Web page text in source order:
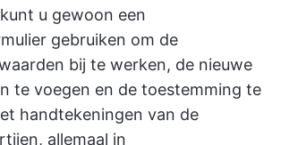
u gewoon een
gebruiken om de
bij te werken, de nieuwe
te voegen en de toestemming te
handtekeningen van de
allemaal in